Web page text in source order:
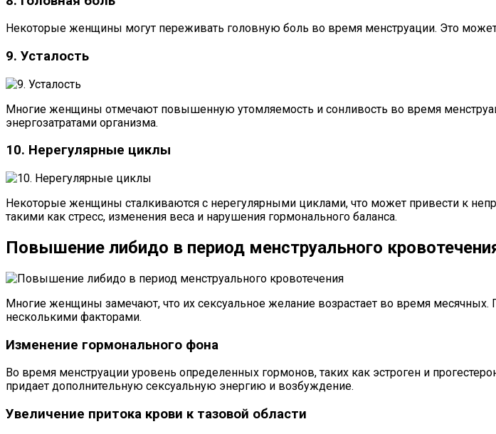
Некоторые женщины могут переживать головную боль во время менструации. Это
9. Усталость
Многие женщины отмечают повышенную утомляемость и сонливость во время
энергозатратами организма.
10. Нерегулярные циклы
Некоторые женщины сталкиваются с нерегулярными циклами, что может привести к
такими как стресс, изменения веса и нарушения гормонального баланса.
Повышение либидо в период менструального
Многие женщины замечают, что их сексуальное желание возрастает во время
несколькими факторами.
Изменение гормонального фона
Во время менструации уровень определенных гормонов, таких как эстроген и
придает дополнительную сексуальную энергию и возбуждение.
Увеличение притока крови к тазовой области